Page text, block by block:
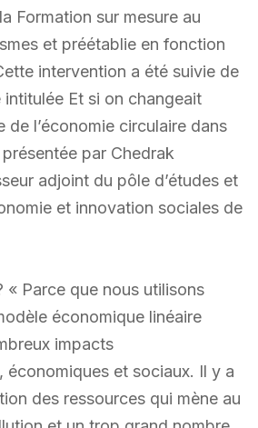
Formation sur mesure au
et préétablie en fonction
intervention a été suivie de
Et si on changeait
de l’économie circulaire dans
par Chedrak
adjoint du pôle d’études et
et innovation sociales de
« Parce que nous utilisons
économique linéaire
impacts
économiques et sociaux. Il y a
des ressources qui mène au